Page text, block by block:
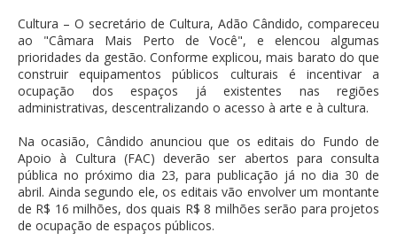
Cultura – O secretário de Cultura, Adão Cândido, compareceu
ao "Câmara Mais Perto de Você", e elencou algumas
prioridades da gestão. Conforme explicou, mais barato do que
construir equipamentos públicos culturais é incentivar a
ocupação dos espaços já existentes nas regiões
administrativas, descentralizando o acesso à arte e à cultura.
Na ocasião, Cândido anunciou que os editais do Fundo de
Apoio à Cultura (FAC) deverão ser abertos para consulta
pública no próximo dia 23, para publicação já no dia 30 de
abril. Ainda segundo ele, os editais vão envolver um montante
de R$ 16 milhões, dos quais R$ 8 milhões serão para projetos
de ocupação de espaços públicos.